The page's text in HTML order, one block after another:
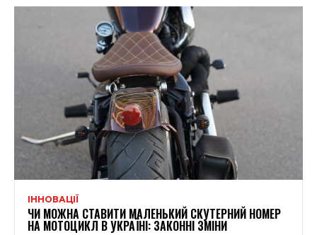
ІННОВАЦІЇ
ЧИ МОЖНА СТАВИТИ МАЛЕНЬКИЙ СКУТЕРНИЙ НОМЕР
НА МОТОЦИКЛ В УКРАЇНІ: ЗАКОННІ ЗМІНИ